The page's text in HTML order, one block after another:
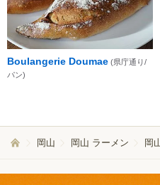
Boulangerie Doumae (県庁通り/
パン)
岡山 岡山 ラーメン 岡